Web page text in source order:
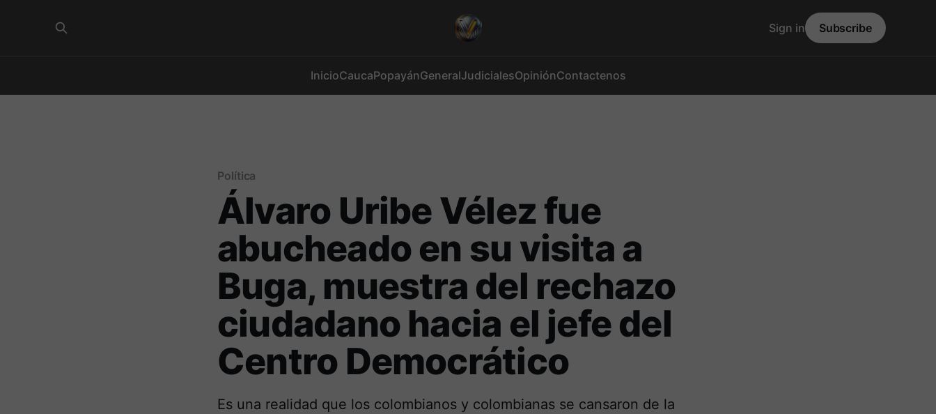
InicioCaucaPopayánGeneralJudicialesOpiniónContactenos
Sign in Subscribe
Política
Álvaro Uribe Vélez fue
abucheado en su visita a
Buga, muestra del rechazo
ciudadano hacia el jefe del
Centro Democrático
Es una realidad que los colombianos y colombianas se cansaron de la